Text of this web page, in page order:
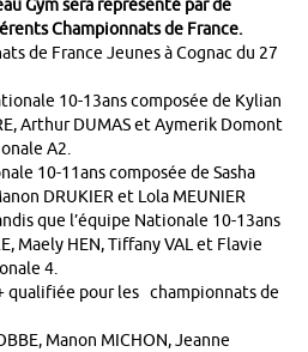
Gym sera représenté par de
Championnats de France.
de France Jeunes à Cognac du 27
10-13ans composée de Kylian
Arthur DUMAS et Aymerik Domont
A2.
10-11ans composée de Sasha
DRUKIER et Lola MEUNIER
que l’équipe Nationale 10-13ans
Maely HEN, Tiffany VAL et Flavie
4.
qualifiée pour les championnats de
Manon MICHON, Jeanne